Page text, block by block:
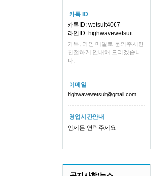
카톡 ID
카톡ID: wetsuit4067
라인ID: highwavewetsuit
카톡, 라인 메일로 문의주시면
친절하게 안내해 드리겠습니
다.
이메일
highwavewetsuit@gmail.com
영업시간안내
언제든 연락주세요